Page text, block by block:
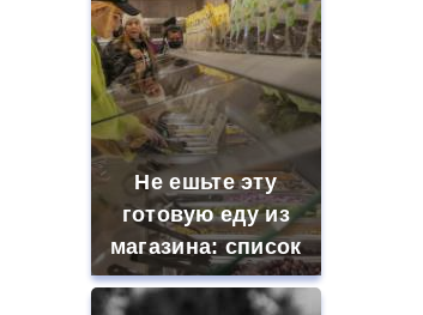
Не ешьте эту
готовую еду из
магазина: список